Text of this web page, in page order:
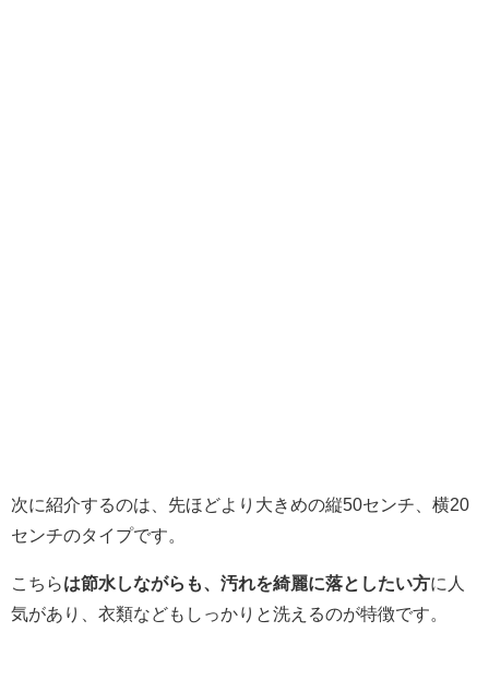
次に紹介するのは、先ほどより大きめの縦50センチ、横20
センチのタイプです。
こちらは節水しながらも、汚れを綺麗に落としたい方に人
気があり、衣類などもしっかりと洗えるのが特徴です。